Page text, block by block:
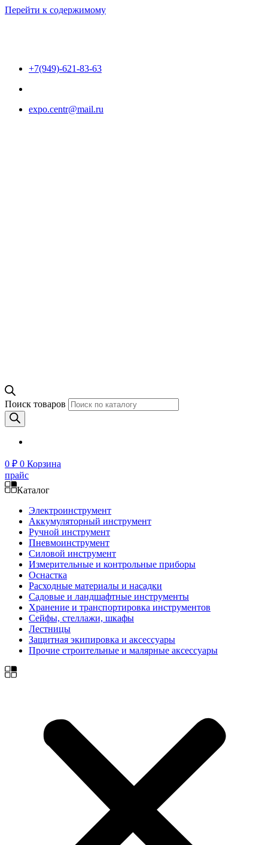
Перейти к содержимому
+7(949)-621-83-63
expo.centr@mail.ru
Поиск товаров
0 ₽ 0 Корзина
прайс
Каталог
Электроинструмент
Аккумуляторный инструмент
Ручной инструмент
Пневмоинструмент
Силовой инструмент
Измерительные и контрольные приборы
Оснастка
Расходные материалы и насадки
Садовые и ландшафтные инструменты
Хранение и транспортировка инструментов
Сейфы, стеллажи, шкафы
Лестницы
Защитная экипировка и аксессуары
Прочие строительные и малярные аксессуары